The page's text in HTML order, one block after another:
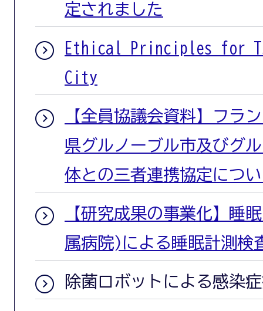
定されました
Ethical Principles for
City
【全員協議会資料】フラ
県グルノーブル市及びグ
体との三者連携協定につ
【研究成果の事業化】睡
属病院)による睡眠計測検
除菌ロボットによる感染